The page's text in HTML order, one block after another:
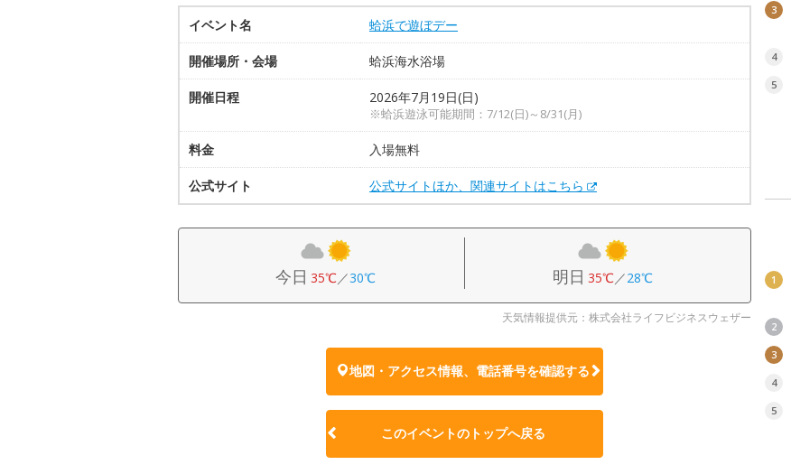
イベント名 蛤浜で遊ぼデー
開催場所・会場 蛤浜海水浴場
開催日程 2026年7月19日(日)
※蛤浜遊泳可能期間：7/12(日)～8/31(月)
料金 入場無料
公式サイト 公式サイトほか、関連サイトはこちら
今日 35℃／30℃ 明日 35℃／28℃
天気情報提供元：株式会社ライフビジネスウェザー
地図・アクセス情報、電話番号を確認する
このイベントのトップへ戻る
3
4
5
1
2
3
4
5